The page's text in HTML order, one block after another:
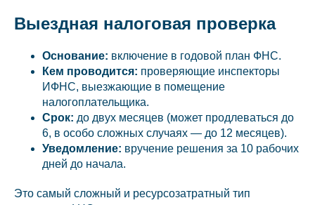
Выездная налоговая проверка
Основание: включение в годовой план ФНС.
Кем проводится: проверяющие инспекторы
ИФНС, выезжающие в помещение
налогоплательщика.
Срок: до двух месяцев (может продлеваться до
6, в особо сложных случаях — до 12 месяцев).
Уведомление: вручение решения за 10 рабочих
дней до начала.
Это самый сложный и ресурсозатратный тип